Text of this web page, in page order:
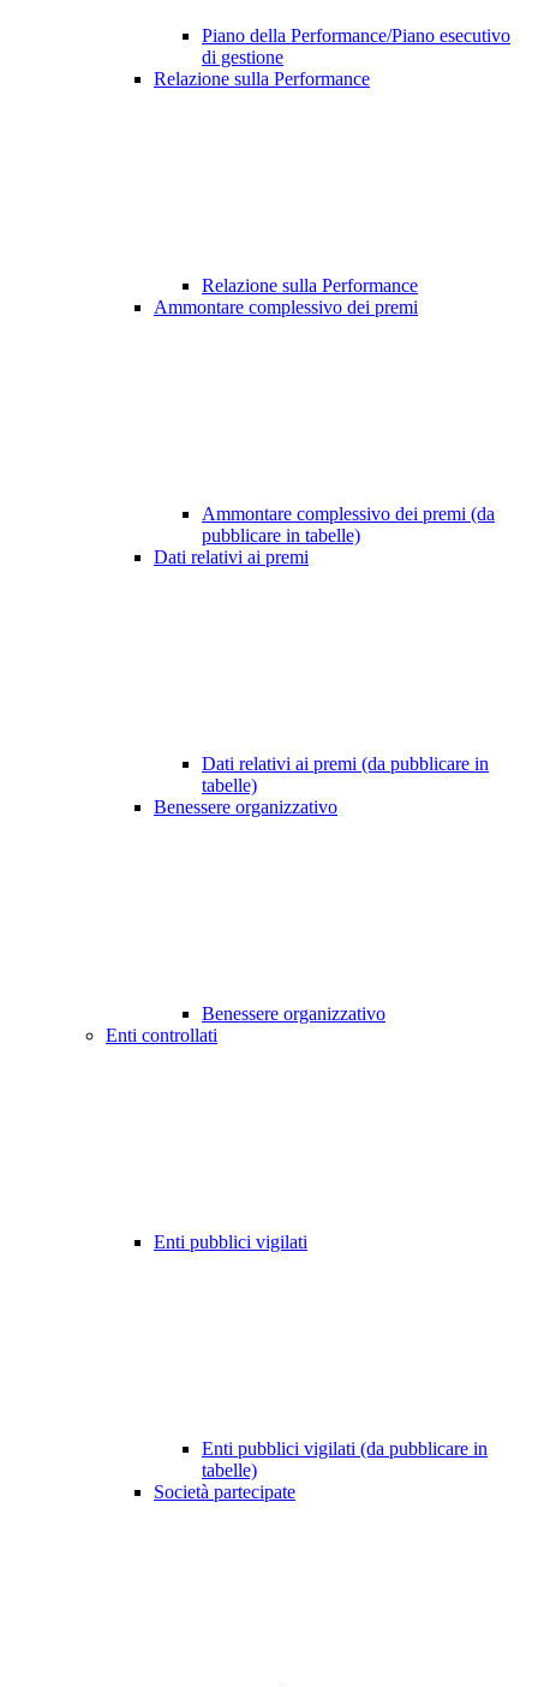
Piano della Performance/Piano esecutivo
di gestione
Relazione sulla Performance
Relazione sulla Performance
Ammontare complessivo dei premi
Ammontare complessivo dei premi (da
pubblicare in tabelle)
Dati relativi ai premi
Dati relativi ai premi (da pubblicare in
tabelle)
Benessere organizzativo
Benessere organizzativo
Enti controllati
Enti pubblici vigilati
Enti pubblici vigilati (da pubblicare in
tabelle)
Società partecipate